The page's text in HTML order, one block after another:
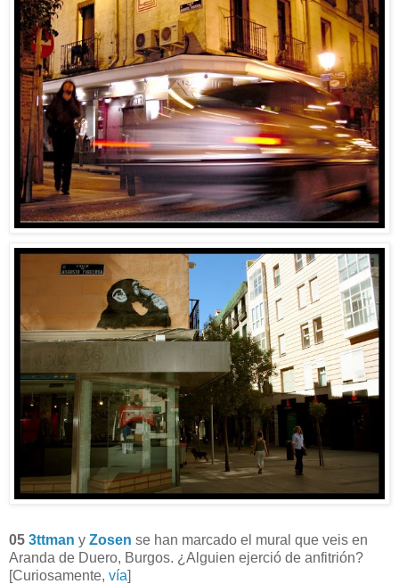
05 3ttman y Zosen se han marcado el mural que veis en
Aranda de Duero, Burgos. ¿Alguien ejerció de anfitrión?
[Curiosamente, vía]